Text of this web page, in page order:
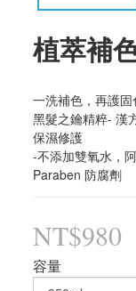
植萃補
一洗補色，再護固
黑髮之鑰精粹- 漢
保濕修護
-不添加雙氧水，
Paraben 防腐劑
NT$980
容量